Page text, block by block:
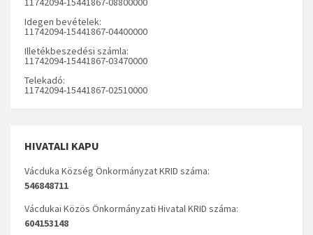
Idegen bevételek:
11742094-15441867-04400000
Illetékbeszedési számla:
11742094-15441867-03470000
Telekadó:
11742094-15441867-02510000
HIVATALI KAPU
Vácduka Község Önkormányzat KRID száma:
546848711
Vácdukai Közös Önkormányzati Hivatal KRID száma:
604153148